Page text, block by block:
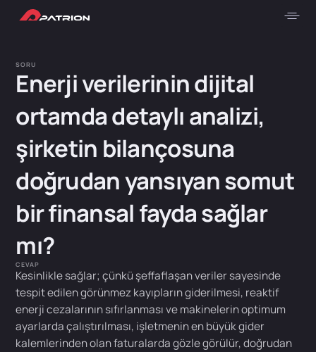
SORU
Enerji verilerinin dijital
ortamda detaylı analizi,
şirketin bilançosuna
doğrudan yansıyan somut
bir finansal fayda sağlar
mı?
CEVAP
Kesinlikle sağlar; çünkü şeffaflaşan veriler sayesinde
tespit edilen görünmez kayıpların giderilmesi, reaktif
enerji cezalarının sıfırlanması ve makinelerin optimum
ayarlarda çalıştırılması, işletmenin en büyük gider
kalemlerinden olan faturalarda gözle görülür, doğrudan